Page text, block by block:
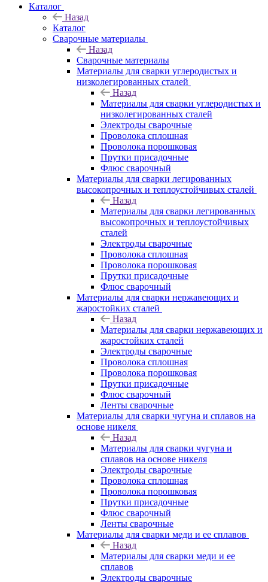
Каталог
Назад
Каталог
Сварочные материалы
Назад
Сварочные материалы
Материалы для сварки углеродистых и
низколегированных сталей
Назад
Материалы для сварки углеродистых и
низколегированных сталей
Электроды сварочные
Проволока сплошная
Проволока порошковая
Прутки присадочные
Флюс сварочный
Материалы для сварки легированных
высокопрочных и теплоустойчивых сталей
Назад
Материалы для сварки легированных
высокопрочных и теплоустойчивых
сталей
Электроды сварочные
Проволока сплошная
Проволока порошковая
Прутки присадочные
Флюс сварочный
Материалы для сварки нержавеющих и
жаростойких сталей
Назад
Материалы для сварки нержавеющих и
жаростойких сталей
Электроды сварочные
Проволока сплошная
Проволока порошковая
Прутки присадочные
Флюс сварочный
Ленты сварочные
Материалы для сварки чугуна и сплавов на
основе никеля
Назад
Материалы для сварки чугуна и
сплавов на основе никеля
Электроды сварочные
Проволока сплошная
Проволока порошковая
Прутки присадочные
Флюс сварочный
Ленты сварочные
Материалы для сварки меди и ее сплавов
Назад
Материалы для сварки меди и ее
сплавов
Электроды сварочные